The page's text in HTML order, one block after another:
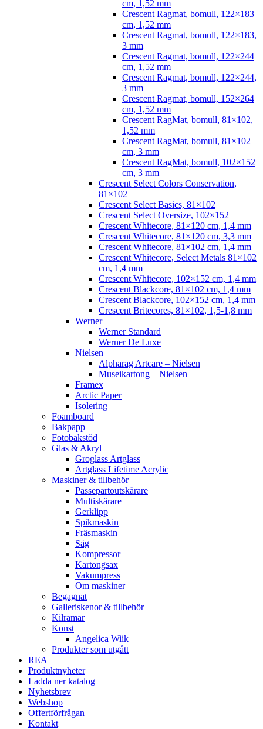
cm, 1,52 mm
Crescent Ragmat, bomull, 122×183
cm, 1,52 mm
Crescent Ragmat, bomull, 122×183,
3 mm
Crescent Ragmat, bomull, 122×244
cm, 1,52 mm
Crescent Ragmat, bomull, 122×244,
3 mm
Crescent Ragmat, bomull, 152×264
cm, 1,52 mm
Crescent RagMat, bomull, 81×102,
1,52 mm
Crescent RagMat, bomull, 81×102
cm, 3 mm
Crescent RagMat, bomull, 102×152
cm, 3 mm
Crescent Select Colors Conservation,
81×102
Crescent Select Basics, 81×102
Crescent Select Oversize, 102×152
Crescent Whitecore, 81×120 cm, 1,4 mm
Crescent Whitecore, 81×120 cm, 3,3 mm
Crescent Whitecore, 81×102 cm, 1,4 mm
Crescent Whitecore, Select Metals 81×102
cm, 1,4 mm
Crescent Whitecore, 102×152 cm, 1,4 mm
Crescent Blackcore, 81×102 cm, 1,4 mm
Crescent Blackcore, 102×152 cm, 1,4 mm
Crescent Britecores, 81×102, 1,5-1,8 mm
Werner
Werner Standard
Werner De Luxe
Nielsen
Alpharag Artcare – Nielsen
Museikartong – Nielsen
Framex
Arctic Paper
Isolering
Foamboard
Bakpapp
Fotobakstöd
Glas & Akryl
Groglass Artglass
Artglass Lifetime Acrylic
Maskiner & tillbehör
Passepartoutskärare
Multiskärare
Gerklipp
Spikmaskin
Fräsmaskin
Såg
Kompressor
Kartongsax
Vakumpress
Om maskiner
Begagnat
Galleriskenor & tillbehör
Kilramar
Konst
Angelica Wiik
Produkter som utgått
REA
Produktnyheter
Ladda ner katalog
Nyhetsbrev
Webshop
Offertförfrågan
Kontakt